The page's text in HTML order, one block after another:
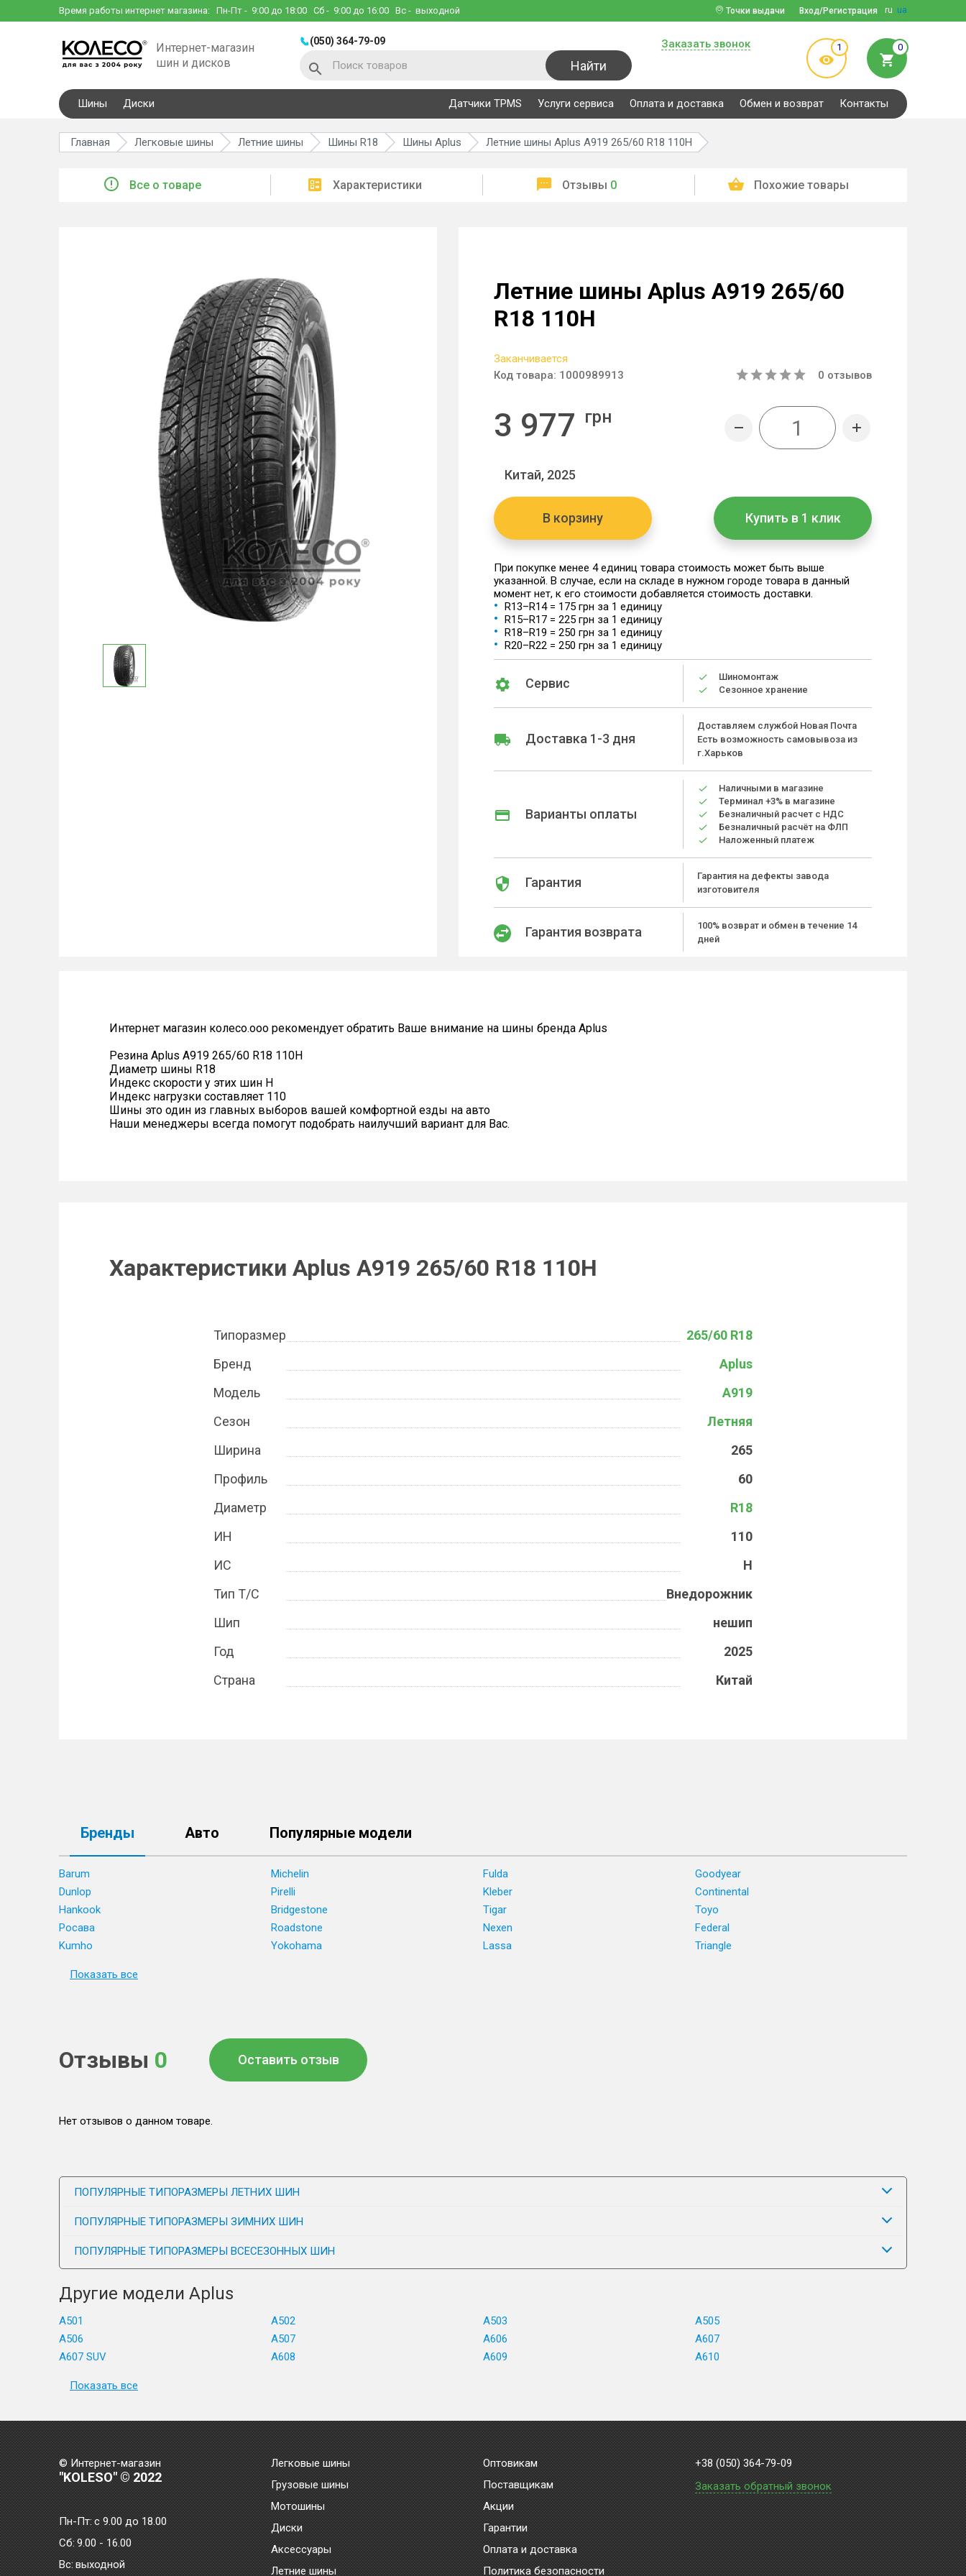
Время работы интернет магазина: Пн-Пт - 9:00 до 18:00 Сб - 9:00 до 16:00 Вс - выходной ru ua
Вход/Регистрация
Точки выдачи
Интернет-магазин
шин и дисков
(050) 364-79-09
Найти
Заказать звонок 1 0
Шины Диски Датчики TPMS Услуги сервиса Оплата и доставка Обмен и возврат Контакты
Главная Легковые шины Летние шины Шины R18 Шины Aplus Летние шины Aplus A919 265/60 R18 110H
Все о товаре Характеристики Отзывы 0 Похожие товары
Летние шины Aplus A919 265/60
R18 110H
Заканчивается
Код товара: 1000989913 0 отзывов
3 977 грн
Китай, 2025
В корзину Купить в 1 клик
При покупке менее 4 единиц товара стоимость может быть выше
указанной. В случае, если на складе в нужном городе товара в данный
момент нет, к его стоимости добавляется стоимость доставки.
R13–R14 = 175 грн за 1 единицу
R15–R17 = 225 грн за 1 единицу
R18–R19 = 250 грн за 1 единицу
R20–R22 = 250 грн за 1 единицу
Сервис
Шиномонтаж
Сезонное хранение
Доставка 1-3 дня
Доставляем службой Новая Почта
Есть возможность самовывоза из
г.Харьков
Варианты оплаты
Наличными в магазине
Терминал +3% в магазине
Безналичный расчет с НДС
Безналичный расчёт на ФЛП
Наложенный платеж
Гарантия
Гарантия на дефекты завода
изготовителя
Гарантия возврата
100% возврат и обмен в течение 14
дней
Интернет магазин колесо.ооо рекомендует обратить Ваше внимание на шины бренда Aplus
Резина Aplus A919 265/60 R18 110H
Диаметр шины R18
Индекс скорости у этих шин H
Индекс нагрузки составляет 110
Шины это один из главных выборов вашей комфортной езды на авто
Наши менеджеры всегда помогут подобрать наилучший вариант для Вас.
Характеристики Aplus A919 265/60 R18 110H
Типоразмер
265/60 R18
Бренд
Aplus
Модель
A919
Сезон
Летняя
Ширина
265
Профиль
60
Диаметр
R18
ИН
110
ИС
H
Тип Т/С
Внедорожник
Шип
нешип
Год
2025
Страна
Китай
Бренды Авто Популярные модели
Barum Michelin Fulda
Goodyear
Dunlop
Pirelli Kleber
Continental
Hankook
Bridgestone Tigar
Toyo
Росава
Roadstone Nexen
Federal
Kumho
Yokohama Lassa Triangle
Показать все
Отзывы 0 Оставить отзыв
Нет отзывов о данном товаре.
ПОПУЛЯРНЫЕ ТИПОРАЗМЕРЫ ЛЕТНИХ ШИН
ПОПУЛЯРНЫЕ ТИПОРАЗМЕРЫ ЗИМНИХ ШИН
ПОПУЛЯРНЫЕ ТИПОРАЗМЕРЫ ВСЕСЕЗОННЫХ ШИН
Другие модели Aplus
A501 A502 A503
A505
A506
A507 A606
A607
A607 SUV
A608 A609 A610
Показать все
© Интернет-магазин
"KOLESO" © 2022
Пн-Пт:с 9.00 до 18.00
Сб: 9.00 - 16.00
Bc: выходной
Легковые шины
Грузовые шины
Мотошины
Диски
Аксессуары
Летние шины
Оптовикам
Поставщикам
Акции
Гарантии
Оплата и доставка
Политика безопасности
+38 (050) 364-79-09
Заказать обратный звонок